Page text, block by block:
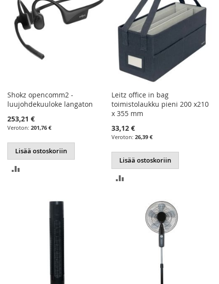
Shokz opencomm2 -
luujohdekuuloke langaton
253,21 €
201,76 €
Lisää ostoskoriin
Leitz office in bag
toimistolaukku pieni 200 x210
x 355 mm
33,12 €
26,39 €
Lisää ostoskoriin